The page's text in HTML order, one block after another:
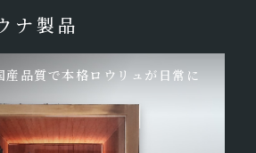
ナ製品
産品質で本格ロウリュが日常に